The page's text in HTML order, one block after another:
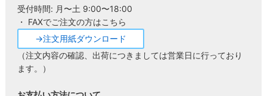
受付時間: 月〜土 9:00〜18:00
・ FAXでご注文の方はこちら
→注文用紙ダウンロード
（注文内容の確認、出荷につきましては営業日に行っており
ます。）